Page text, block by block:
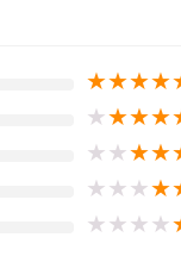
★
★
★
★
★
★
★
★
★
★
★
★
★
★
★
★
★
★
★
★